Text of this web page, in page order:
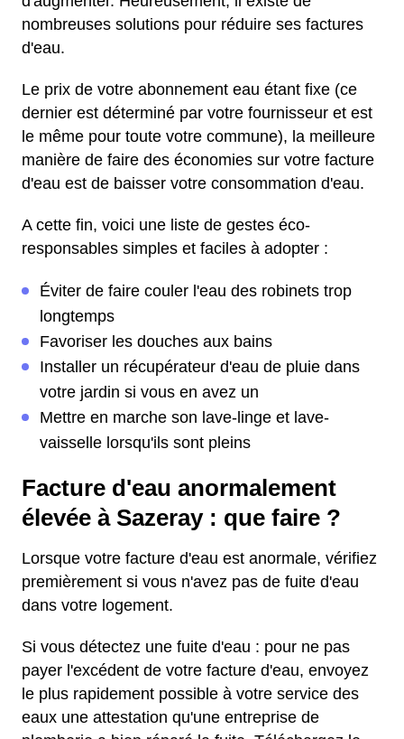
nombreuses solutions pour réduire ses factures
d'eau.
Le prix de votre abonnement eau étant fixe (ce
dernier est déterminé par votre fournisseur et est
le même pour toute votre commune), la meilleure
manière de faire des économies sur votre facture
d'eau est de baisser votre consommation d'eau.
A cette fin, voici une liste de gestes éco-
responsables simples et faciles à adopter :
Éviter de faire couler l'eau des robinets trop
longtemps
Favoriser les douches aux bains
Installer un récupérateur d'eau de pluie dans
votre jardin si vous en avez un
Mettre en marche son lave-linge et lave-
vaisselle lorsqu'ils sont pleins
Facture d'eau anormalement
élevée à Sazeray : que faire ?
Lorsque votre facture d'eau est anormale, vérifiez
premièrement si vous n'avez pas de fuite d'eau
dans votre logement.
Si vous détectez une fuite d'eau : pour ne pas
payer l'excédent de votre facture d'eau, envoyez
le plus rapidement possible à votre service des
eaux une attestation qu'une entreprise de